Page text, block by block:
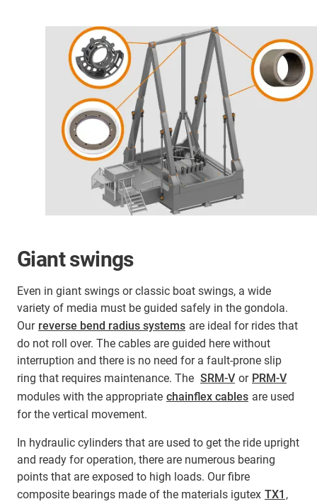
Giant swings
Even in giant swings or classic boat swings, a wide
variety of media must be guided safely in the gondola.
Our reverse bend radius systems are ideal for rides that
do not roll over. The cables are guided here without
interruption and there is no need for a fault-prone slip
ring that requires maintenance. The SRM-V or PRM-V
modules with the appropriate chainflex cables are used
for the vertical movement.
In hydraulic cylinders that are used to get the ride upright
and ready for operation, there are numerous bearing
points that are exposed to high loads. Our fibre
composite bearings made of the materials igutex TX1 ,